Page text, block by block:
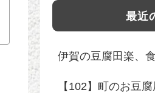
最近
伊賀の豆腐田楽、
【102】町のお豆